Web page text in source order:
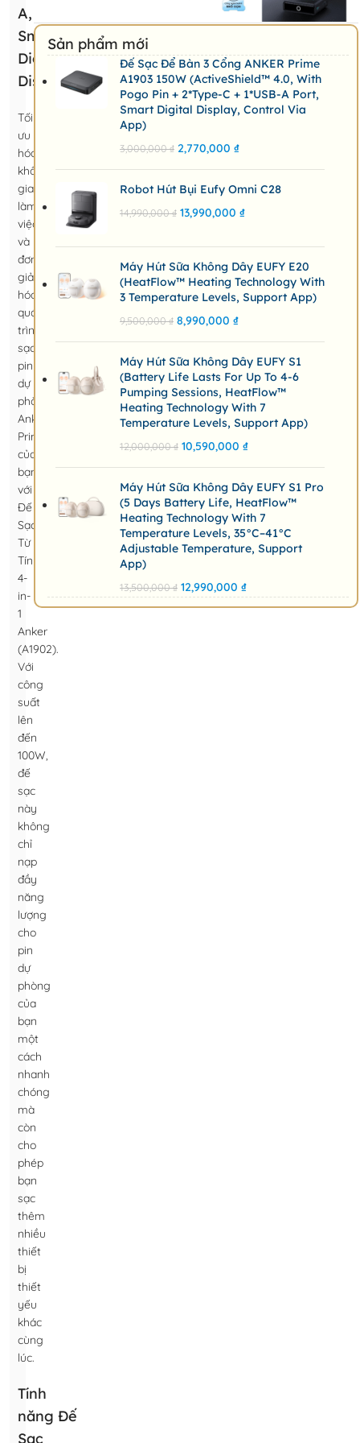
A,
Smart
Digital
Display)
Tối
ưu
hóa
không
gian
làm
việc
và
đơn
giản
hóa
quá
trình
sạc
pin
dự
phòng
Anker
Prime
của
bạn
với
Đế
Sạc
Từ
Tính
4-
in-
1
Anker
(A1902).
Với
công
suất
lên
đến
100W,
đế
sạc
này
không
chỉ
nạp
đầy
năng
lượng
cho
pin
dự
phòng
của
bạn
một
cách
nhanh
chóng
mà
còn
cho
phép
bạn
sạc
thêm
nhiều
thiết
bị
thiết
yếu
khác
cùng
lúc.
Tính
năng Đế
Sạc
Sản phẩm mới
Đế Sạc Để Bàn 3 Cổng ANKER Prime
A1903 150W (ActiveShield™ 4.0, With
Pogo Pin + 2*Type-C + 1*USB-A Port,
Smart Digital Display, Control Via
App)
3,000,000₫ 2,770,000 ₫
Robot Hút Bụi Eufy Omni C28
14,990,000₫ 13,990,000 ₫
Máy Hút Sữa Không Dây EUFY E20
(HeatFlow™ Heating Technology With
3 Temperature Levels, Support App)
9,500,000₫ 8,990,000 ₫
Máy Hút Sữa Không Dây EUFY S1
(Battery Life Lasts For Up To 4-6
Pumping Sessions, HeatFlow™
Heating Technology With 7
Temperature Levels, Support App)
12,000,000₫ 10,590,000 ₫
Máy Hút Sữa Không Dây EUFY S1 Pro
(5 Days Battery Life, HeatFlow™
Heating Technology With 7
Temperature Levels, 35°C–41°C
Adjustable Temperature, Support
App)
13,500,000₫ 12,990,000 ₫